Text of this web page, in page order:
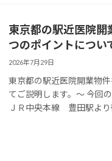
東京都の駅近医院開
つのポイントについ
2026年7月29日
東京都の駅近医院開業物
てご説明します。～ 今回
ＪＲ中央本線 豊田駅よ